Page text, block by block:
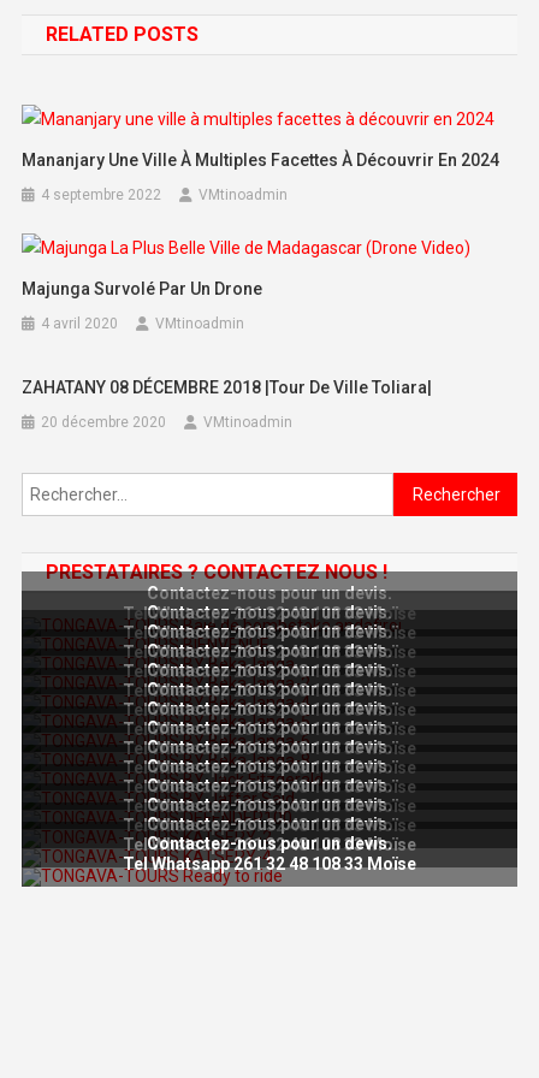
RELATED POSTS
Mananjary Une Ville À Multiples Facettes À Découvrir En 2024
4 septembre 2022 VMtinoadmin
Majunga Survolé Par Un Drone
4 avril 2020 VMtinoadmin
ZAHATANY 08 DÉCEMBRE 2018 |Tour De Ville Toliara|
20 décembre 2020 VMtinoadmin
Rechercher :
PRESTATAIRES ? CONTACTEZ NOUS !
Contactez-nous pour un devis.
Tel Whatsapp 261 32 48 108 33 Moïse
Contactez-nous pour un devis.
Tel Whatsapp 261 32 48 108 33 Moïse
Contactez-nous pour un devis.
Tel Whatsapp 261 32 48 108 33 Moïse
Contactez-nous pour un devis.
Tel Whatsapp 261 32 48 108 33 Moïse
Contactez-nous pour un devis.
Tel Whatsapp 261 32 48 108 33 Moïse
Contactez-nous pour un devis.
Tel Whatsapp 261 32 48 108 33 Moïse
Contactez-nous pour un devis.
Tel Whatsapp 261 32 48 108 33 Moïse
Contactez-nous pour un devis.
Tel Whatsapp 261 32 48 108 33 Moïse
Contactez-nous pour un devis.
Tel Whatsapp 261 32 48 108 33 Moïse
Contactez-nous pour un devis.
Tel Whatsapp 261 32 48 108 33 Moïse
Contactez-nous pour un devis.
Tel Whatsapp 261 32 48 108 33 Moïse
Contactez-nous pour un devis.
Tel Whatsapp 261 32 48 108 33 Moïse
Contactez-nous pour un devis.
Tel Whatsapp 261 32 48 108 33 Moïse
Contactez-nous pour un devis.
Tel Whatsapp 261 32 48 108 33 Moïse